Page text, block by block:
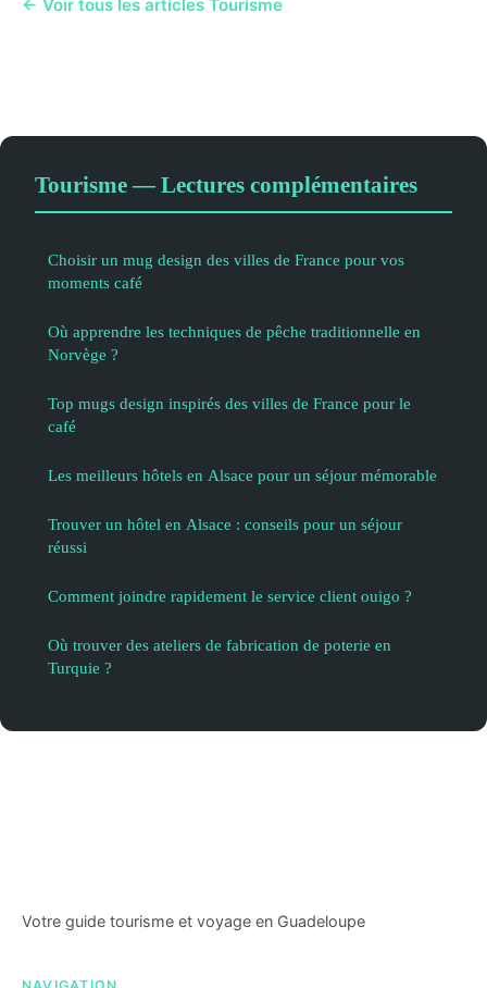
← Voir tous les articles Tourisme
Tourisme — Lectures complémentaires
Choisir un mug design des villes de France pour vos
moments café
Où apprendre les techniques de pêche traditionnelle en
Norvège ?
Top mugs design inspirés des villes de France pour le
café
Les meilleurs hôtels en Alsace pour un séjour mémorable
Trouver un hôtel en Alsace : conseils pour un séjour
réussi
Comment joindre rapidement le service client ouigo ?
Où trouver des ateliers de fabrication de poterie en
Turquie ?
Votre guide tourisme et voyage en Guadeloupe